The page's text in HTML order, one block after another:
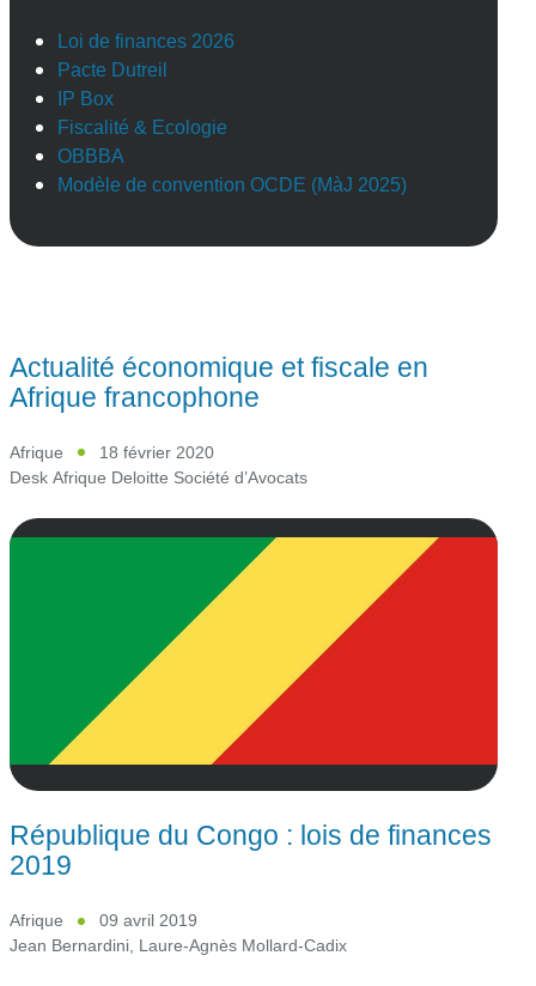
Loi de finances 2026
Pacte Dutreil
IP Box
Fiscalité & Ecologie
OBBBA
Modèle de convention OCDE (MàJ 2025)
Actualité économique et fiscale en
Afrique francophone
Afrique
18 février 2020
Desk Afrique Deloitte Société d’Avocats
République du Congo : lois de finances
2019
Afrique
09 avril 2019
Jean Bernardini, Laure-Agnès Mollard-Cadix